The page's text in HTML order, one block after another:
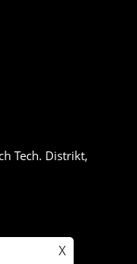
Tech. Distrikt,
X